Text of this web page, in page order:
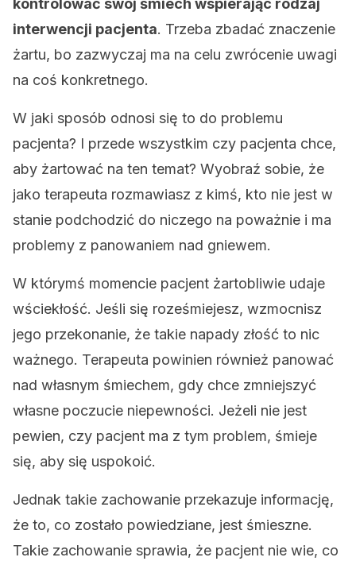
kontrolować swój śmiech wspierając rodzaj
interwencji pacjenta. Trzeba zbadać znaczenie
żartu, bo zazwyczaj ma na celu zwrócenie uwagi
na coś konkretnego.
W jaki sposób odnosi się to do problemu
pacjenta? I przede wszystkim czy pacjenta chce,
aby żartować na ten temat? Wyobraź sobie, że
jako terapeuta rozmawiasz z kimś, kto nie jest w
stanie podchodzić do niczego na poważnie i ma
problemy z panowaniem nad gniewem.
W którymś momencie pacjent żartobliwie udaje
wściekłość. Jeśli się roześmiejesz, wzmocnisz
jego przekonanie, że takie napady złość to nic
ważnego. Terapeuta powinien również panować
nad własnym śmiechem, gdy chce zmniejszyć
własne poczucie niepewności. Jeżeli nie jest
pewien, czy pacjent ma z tym problem, śmieje
się, aby się uspokoić.
Jednak takie zachowanie przekazuje informację,
że to, co zostało powiedziane, jest śmieszne.
Takie zachowanie sprawia, że pacjent nie wie, co